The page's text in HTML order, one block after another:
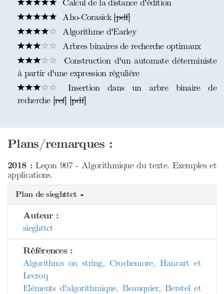
Calcul de la distance d'édition
Aho-Corasick [pdf]
Algorithme d'Earley
Arbres binaires de recherche optimaux
Construction d'un automate déterministe
à partir d'une expression régulière
Insertion dans un arbre binaire de
recherche [ref] [pdf]
Plans/remarques :
2018 :Leçon 907 - Algorithmique du texte. Exemples et
applications.
Plan de sieghttct
Auteur :
sieghttct
Références :
Algorithms on string, Crochemore, Hancart et
Lecroq
Eléments d'algorithmique, Beauquier, Berstel et